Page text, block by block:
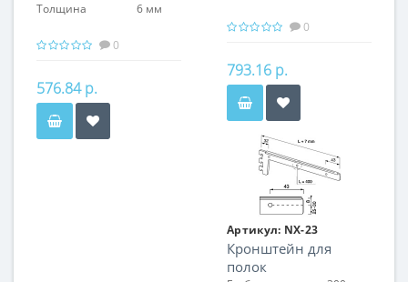
Толщина
6 мм
0
576.84 р.
0
793.16 р.
Артикул: NX-23
Кронштейн для
полок